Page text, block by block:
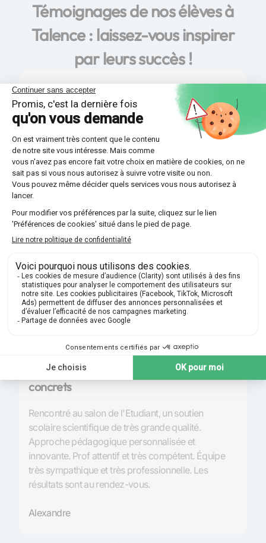
Témoignages de nos élèves à
Talence : laissez-vous inspirer
par leurs succès !
Note 4,9 | 210
Excellence pédagogique et résultats
concrets
Rencontré au salon de l'Etudiant, un soutien
scolaire scientifique de très grande qualité.
Approche pédagogique personnalisée et
innovante. Prof attentif et très compétent. Équipe
très sympathique et très professionnelle. Les
résultats sont au rendez-vous.
Alexandre